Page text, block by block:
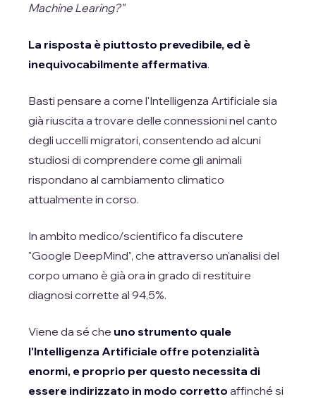
Machine Learing?"
La risposta è piuttosto prevedibile, ed è
inequivocabilmente affermativa.
Basti pensare a come l'Intelligenza Artificiale sia
già riuscita a trovare delle connessioni nel canto
degli uccelli migratori, consentendo ad alcuni
studiosi di comprendere come gli animali
rispondano al cambiamento climatico
attualmente in corso.
In ambito medico/scientifico fa discutere
"Google DeepMind", che attraverso un'analisi del
corpo umano è già ora in grado di restituire
diagnosi corrette al 94,5%.
Viene da sé che uno strumento quale
l'Intelligenza Artificiale offre potenzialità
enormi, e proprio per questo necessita di
essere indirizzato in modo corretto affinché si